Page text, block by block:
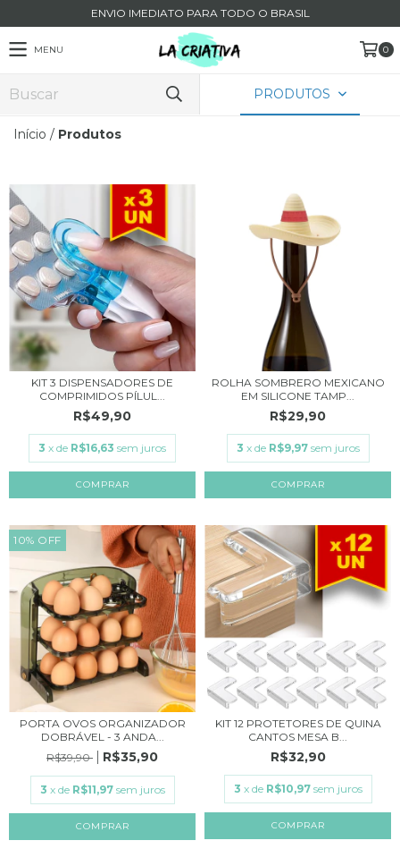
ENVIO IMEDIATO PARA TODO O BRASIL
MENU 0
PRODUTOS
Início / Produtos
KIT 3 DISPENSADORES DE
COMPRIMIDOS PÍLUL...
R$49,90
3 x de R$16,63 sem juros
ROLHA SOMBRERO MEXICANO
EM SILICONE TAMP...
R$29,90
3 x de R$9,97 sem juros
10% OFF
PORTA OVOS ORGANIZADOR
DOBRÁVEL - 3 ANDA...
R$39,90
R$35,90
3 x de R$11,97 sem juros
COMPRAR
KIT 12 PROTETORES DE QUINA
CANTOS MESA B...
R$32,90
3 x de R$10,97 sem juros